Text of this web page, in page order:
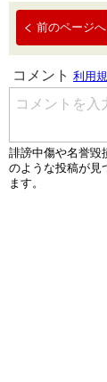
前のページへ